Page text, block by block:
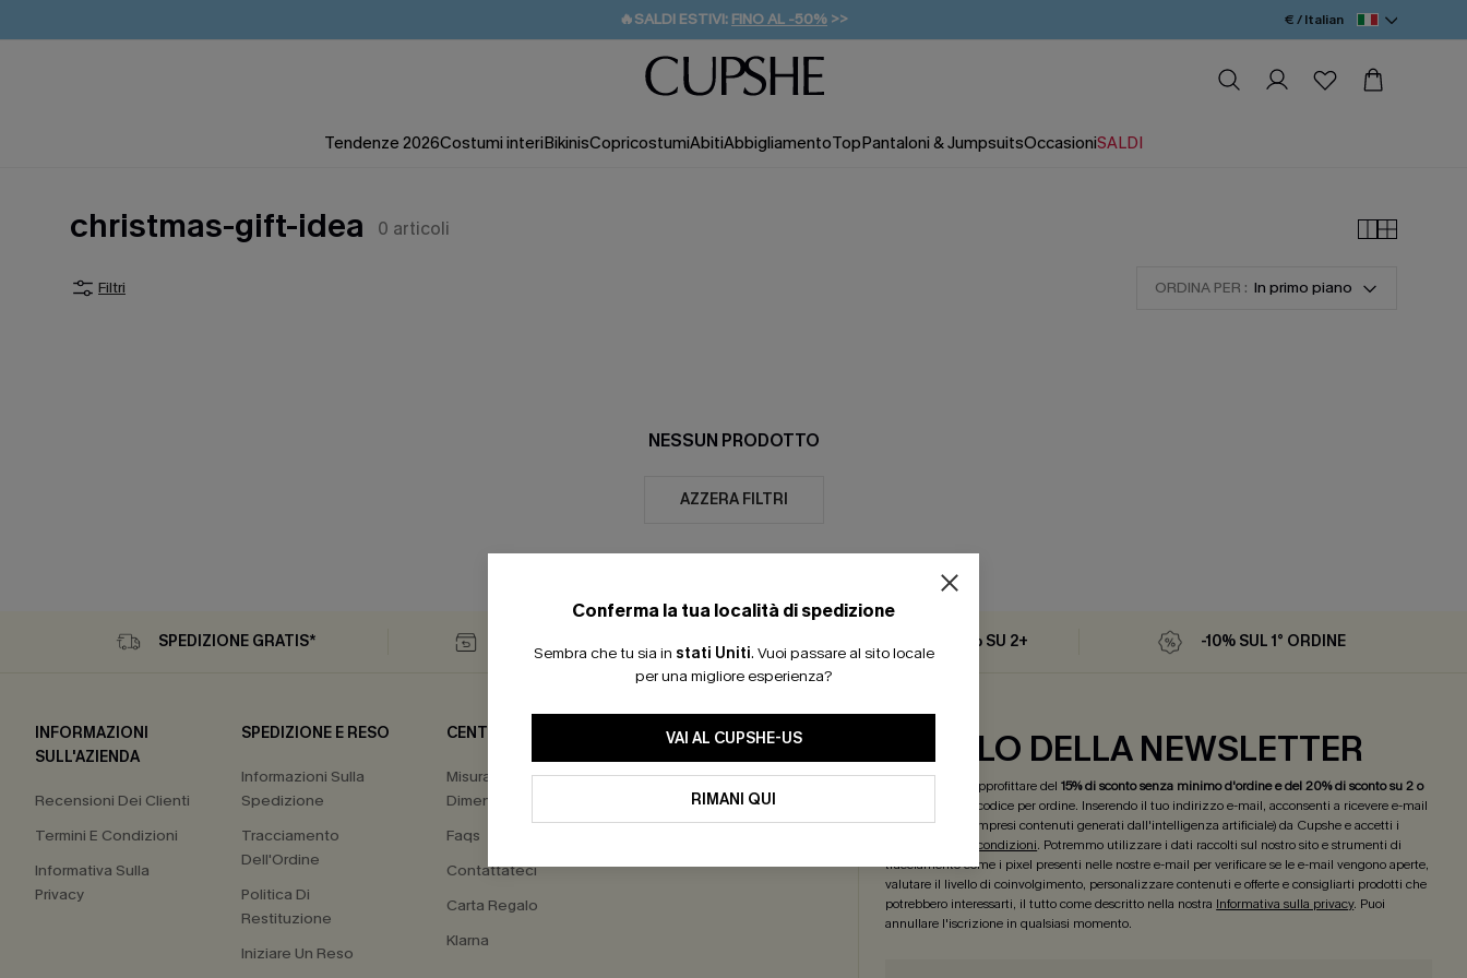
🔥SALDI ESTIVI: FINO AL -50% >>
🚚SPEDIZIONE GRATUITA DA 49€
💌REGALO PER I NUOVI: 20% DI SCONTO*
€ / Italian
Tendenze 2026Costumi interiBikinisCopricostumiAbitiAbbigliamentoTopPantaloni & JumpsuitsOccasioniSALDI
christmas-gift-idea 0 articoli
Filtri ORDINA PER : In primo piano
NESSUN PRODOTTO
AZZERA FILTRI
Conferma la tua località di spedizione
Sembra che tu sia in stati Uniti. Vuoi passare al sito locale
per una migliore esperienza?
VAI AL CUPSHE-US
RIMANI QUI
SPEDIZIONE GRATIS* ISCRIVITI: -15% | 20% SU 2+ -10% SUL 1° ORDINE
INFORMAZIONI
SULL'AZIENDA
Recensioni Dei Clienti
Termini E Condizioni
Informativa Sulla
Privacy
SPEDIZIONE E RESO
Informazioni Sulla
Spedizione
Tracciamento
Dell'Ordine
Politica Di
Restituzione
Iniziare Un Reso
CENTRO SERVIZI
Misura Delle
Dimensioni
Faqs
Contattateci
Carta Regalo
Klarna
REGALO DELLA NEWSLETTER
Iscriviti ora per approfittare del15% di sconto senza minimo d'ordine e del 20% di sconto su 2 o
! *Un codice per ordine. Inserendo il tuo indirizzo e-mail, acconsenti a ricevere e-mail
di marketing (compresi contenuti generati dall'intelligenza artificiale) da Cupshe e accetti i
Termini e condizioni. Potremmo utilizzare i dati raccolti sul nostro sito e strumenti di
tracciamento come i pixel presenti nelle nostre e-mail per verificare se le e-mail vengono aperte,
valutare il livello di coinvolgimento, personalizzare contenuti e offerte e consigliarti prodotti che
potrebbero interessarti, il tutto come descritto nella nostra Informativa sulla privacy. Puoi
annullare l'iscrizione in qualsiasi momento.